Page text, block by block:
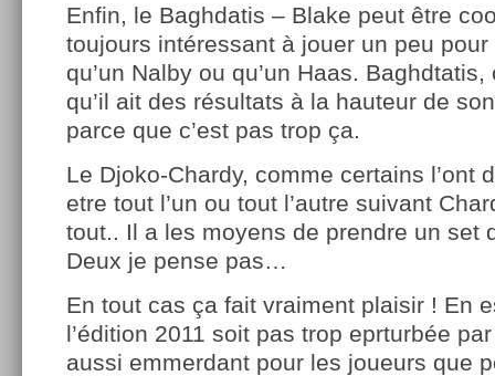
Enfin, le Baghdatis – Blake peut être
toujours intéressant à jouer un peu
qu’un Nalby ou qu’un Haas.
qu’il ait des résultats à la hauteur de
parce que c’est pas trop ça.
Le Djoko-Chardy, comme certains l’ont
etre tout l’un ou tout l’autre suivant
tout.. Il a les moyens de prendre un set
Deux je pense pas…
En tout cas ça fait vraiment plaisir ! En
l’édition 2011 soit pas trop eprturbée
aussi emmerdant pour les joueurs que